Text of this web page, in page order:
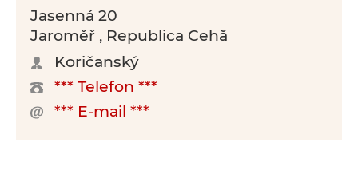
Jasenná 20
Jaroměř , Republica Cehă
Koričanský
*** Telefon ***
*** E-mail ***